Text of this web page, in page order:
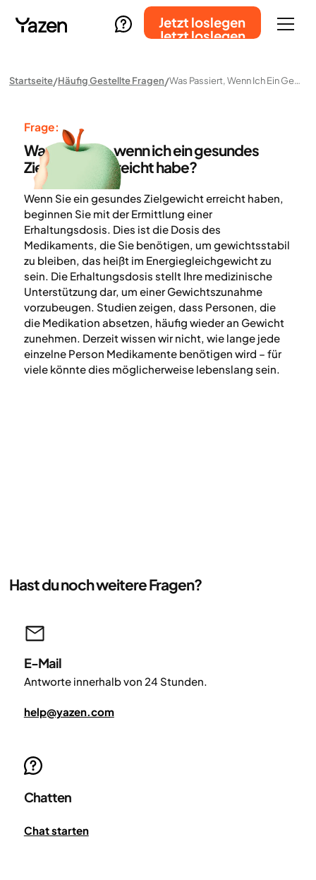
Jetzt loslegen
Jetzt loslegen
Startseite Häufig Gestellte Fragen Was Passiert, Wenn Ich Ein Gesundes Zielgewicht Erreicht Habe?
Frage:
Was passiert, wenn ich ein gesundes
Zielgewicht erreicht habe?
Wenn Sie ein gesundes Zielgewicht erreicht haben,
beginnen Sie mit der Ermittlung einer
Erhaltungsdosis. Dies ist die Dosis des
Medikaments, die Sie benötigen, um gewichtsstabil
zu bleiben, das heißt im Energiegleichgewicht zu
sein. Die Erhaltungsdosis stellt Ihre medizinische
Unterstützung dar, um einer Gewichtszunahme
vorzubeugen. Studien zeigen, dass Personen, die
die Medikation absetzen, häufig wieder an Gewicht
zunehmen. Derzeit wissen wir nicht, wie lange jede
einzelne Person Medikamente benötigen wird – für
viele könnte dies möglicherweise lebenslang sein.
Hast du noch weitere Fragen?
E-Mail
Antworte innerhalb von 24 Stunden.
help@yazen.com
Chatten
Chat starten